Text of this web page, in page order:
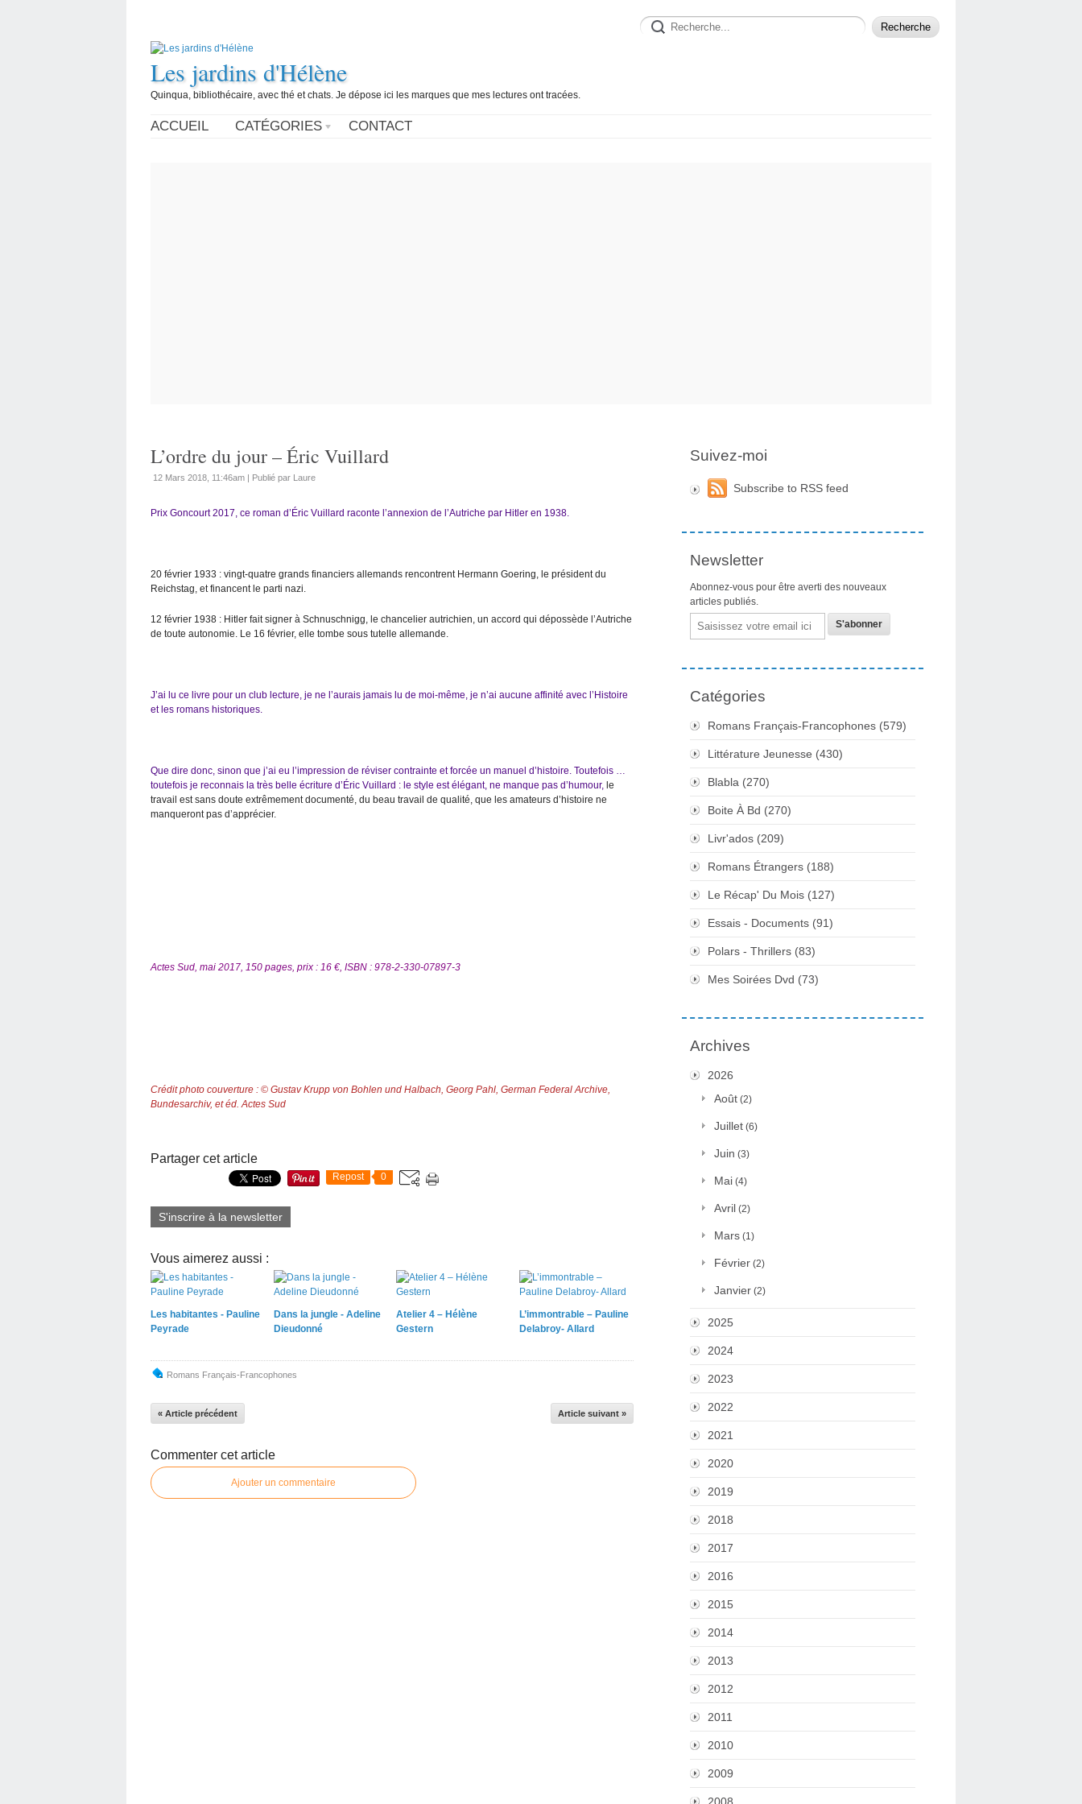
Les jardins d'Hélène
Quinqua, bibliothécaire, avec thé et chats. Je dépose ici les marques que mes lectures ont tracées.
ACCUEIL CATÉGORIES CONTACT
L’ordre du jour – Éric Vuillard
12 Mars 2018, 11:46am | Publié par Laure
Prix Goncourt 2017, ce roman d’Éric Vuillard raconte l’annexion de l’Autriche par Hitler en 1938.
20 février 1933 : vingt-quatre grands financiers allemands rencontrent Hermann Goering, le président du
Reichstag, et financent le parti nazi.
12 février 1938 : Hitler fait signer à Schnuschnigg, le chancelier autrichien, un accord qui dépossède l’Autriche
de toute autonomie. Le 16 février, elle tombe sous tutelle allemande.
J’ai lu ce livre pour un club lecture, je ne l’aurais jamais lu de moi-même, je n’ai aucune affinité avec l’Histoire
et les romans historiques.
Que dire donc, sinon que j’ai eu l’impression de réviser contrainte et forcée un manuel d’histoire. Toutefois …
toutefois je reconnais la très belle écriture d’Éric Vuillard : le style est élégant, ne manque pas d’humour, le
travail est sans doute extrêmement documenté, du beau travail de qualité, que les amateurs d’histoire ne
manqueront pas d’apprécier.
Actes Sud, mai 2017, 150 pages, prix : 16 €, ISBN : 978-2-330-07897-3
Crédit photo couverture : © Gustav Krupp von Bohlen und Halbach, Georg Pahl, German Federal Archive,
Bundesarchiv, et éd. Actes Sud
Partager cet article
Repost 0
S'inscrire à la newsletter
Vous aimerez aussi :
Les habitantes - Pauline
Peyrade
Dans la jungle - Adeline
Dieudonné
Atelier 4 – Hélène
Gestern
L’immontrable – Pauline
Delabroy- Allard
Romans Français-Francophones
« Article précédent Article suivant »
Commenter cet article
Ajouter un commentaire
Suivez-moi
Subscribe to RSS feed
Newsletter
Abonnez-vous pour être averti des nouveaux
articles publiés.
Email
Catégories
Romans Français-Francophones (579)
Littérature Jeunesse (430)
Blabla (270)
Boite À Bd (270)
Livr'ados (209)
Romans Étrangers (188)
Le Récap' Du Mois (127)
Essais - Documents (91)
Polars - Thrillers (83)
Mes Soirées Dvd (73)
Archives
2026
Août (2)
Juillet (6)
Juin (3)
Mai (4)
Avril (2)
Mars (1)
Février (2)
Janvier (2)
2025
2024
2023
2022
2021
2020
2019
2018
2017
2016
2015
2014
2013
2012
2011
2010
2009